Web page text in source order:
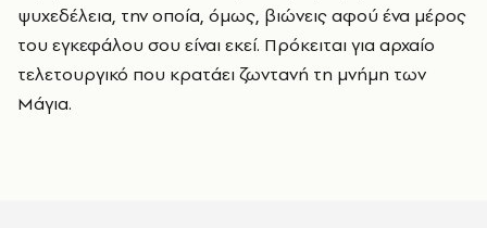
ψυχεδέλεια, την οποία, όμως, βιώνεις αφού ένα μέρος
του εγκεφάλου σου είναι εκεί. Πρόκειται για αρχαίο
τελετουργικό που κρατάει ζωντανή τη μνήμη των
Μάγια.